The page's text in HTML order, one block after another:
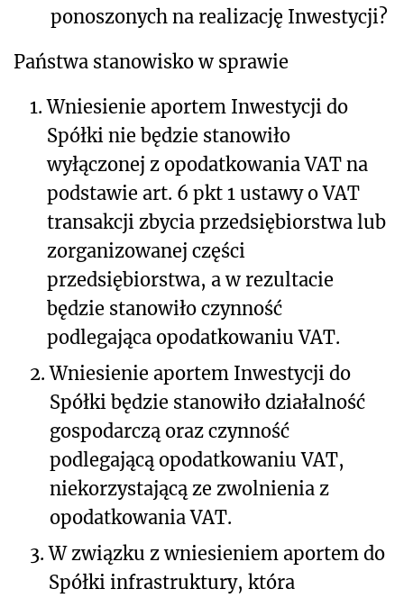
ponoszonych na realizację Inwestycji?
Państwa stanowisko w sprawie
1. Wniesienie aportem Inwestycji do
Spółki nie będzie stanowiło
wyłączonej z opodatkowania VAT na
podstawie art. 6 pkt 1 ustawy o VAT
transakcji zbycia przedsiębiorstwa lub
zorganizowanej części
przedsiębiorstwa, a w rezultacie
będzie stanowiło czynność
podlegająca opodatkowaniu VAT.
2. Wniesienie aportem Inwestycji do
Spółki będzie stanowiło działalność
gospodarczą oraz czynność
podlegającą opodatkowaniu VAT,
niekorzystającą ze zwolnienia z
opodatkowania VAT.
3. W związku z wniesieniem aportem do
Spółki infrastruktury, która